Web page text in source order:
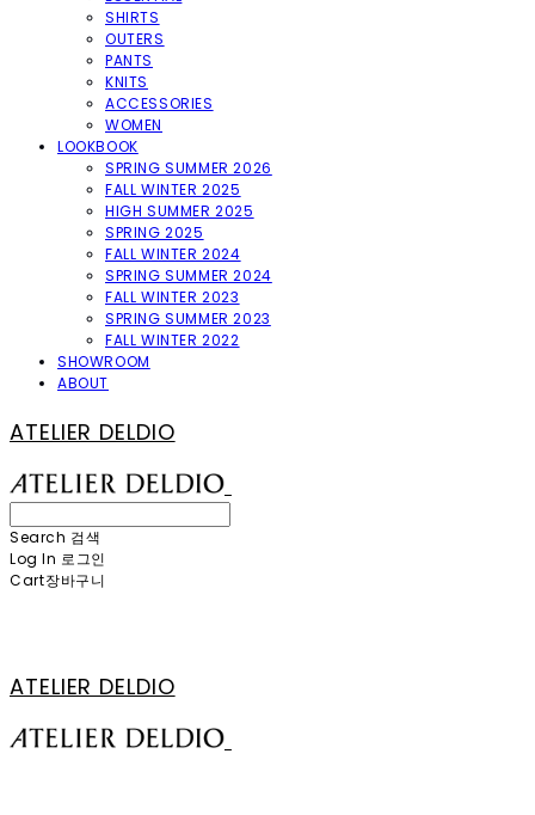
SHIRTS
OUTERS
PANTS
KNITS
ACCESSORIES
WOMEN
LOOKBOOK
SPRING SUMMER 2026
FALL WINTER 2025
HIGH SUMMER 2025
SPRING 2025
FALL WINTER 2024
SPRING SUMMER 2024
FALL WINTER 2023
SPRING SUMMER 2023
FALL WINTER 2022
SHOWROOM
ABOUT
ATELIER DELDIO
Search 검색
Log In 로그인
Cart장바구니
ATELIER DELDIO